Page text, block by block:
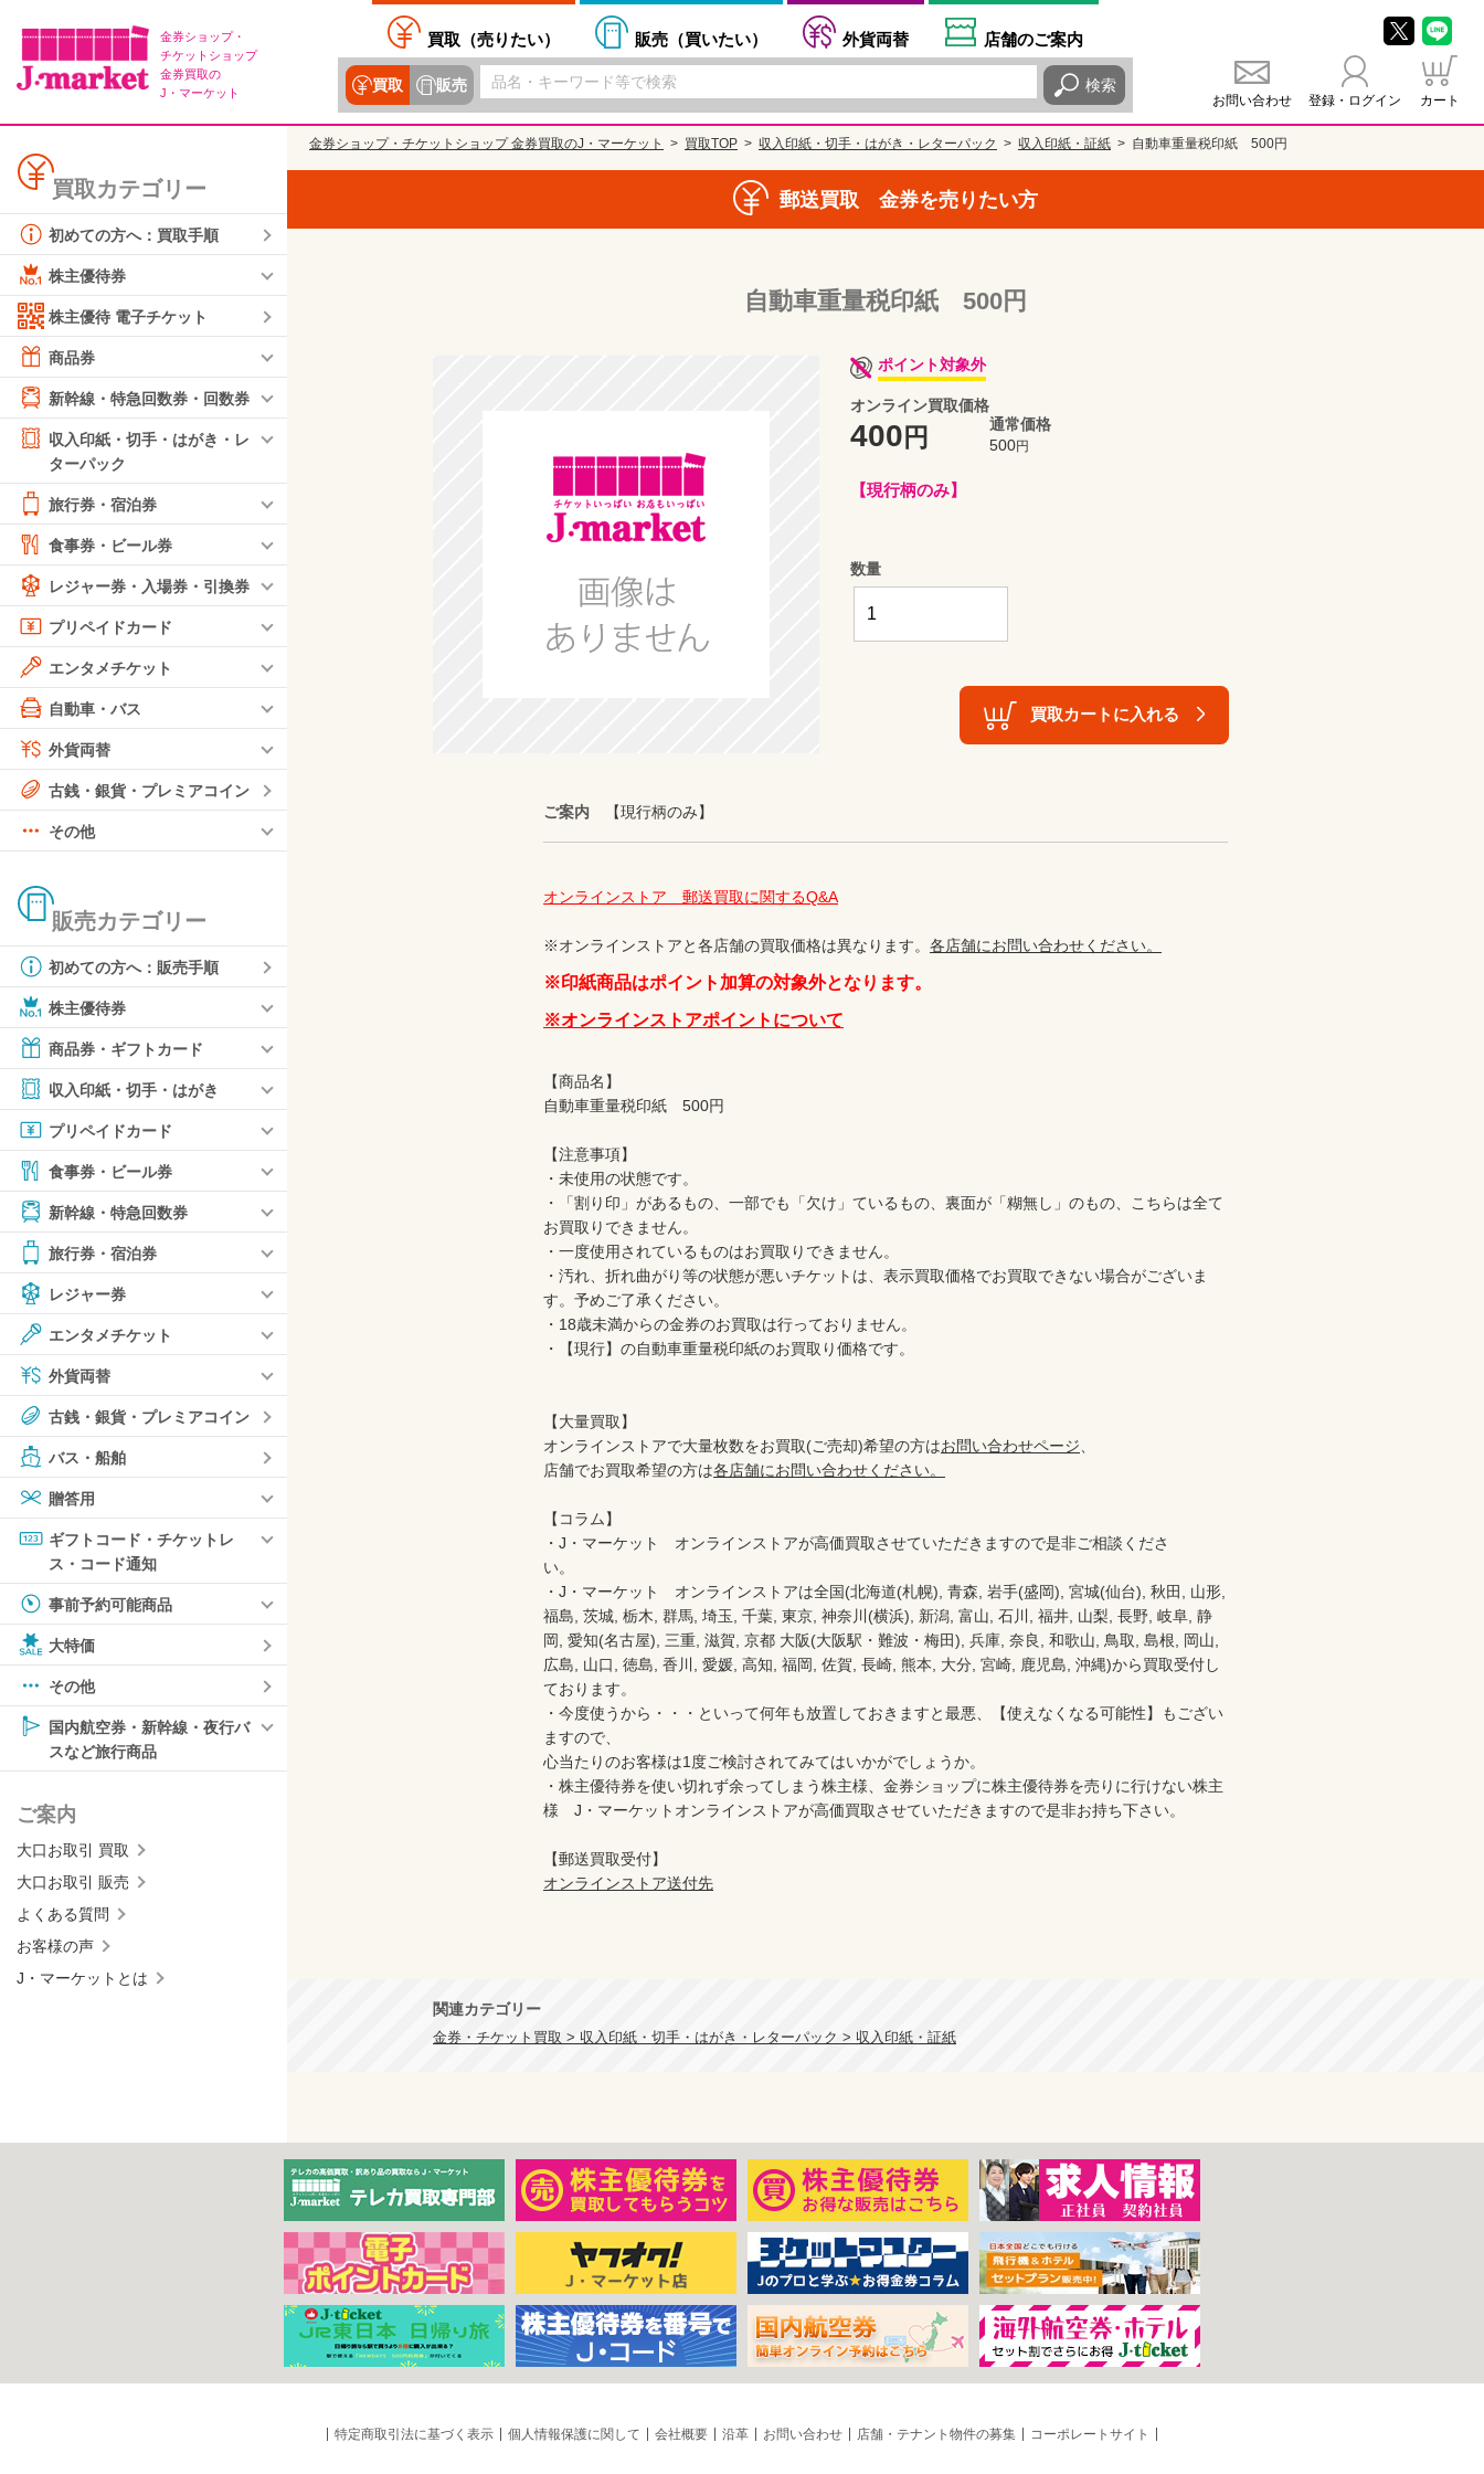
金券ショップ・
チケットショップ
金券買取の
J・マーケット
買取（売りたい） 販売（買いたい） 外貨両替 店舗のご案内
買取 販売 検索
お問い合わせ 登録・ログイン カート
買取カテゴリー
初めての方へ：買取手順
株主優待券
株主優待 電子チケット
商品券
新幹線・特急回数券・回数券
収入印紙・切手・はがき・レ
ターパック
旅行券・宿泊券
食事券・ビール券
レジャー券・入場券・引換券
プリペイドカード
エンタメチケット
自動車・バス
外貨両替
古銭・銀貨・プレミアコイン
その他
販売カテゴリー
初めての方へ：販売手順
株主優待券
商品券・ギフトカード
収入印紙・切手・はがき
プリペイドカード
食事券・ビール券
新幹線・特急回数券
旅行券・宿泊券
レジャー券
エンタメチケット
外貨両替
古銭・銀貨・プレミアコイン
バス・船舶
贈答用
ギフトコード・チケットレ
ス・コード通知
事前予約可能商品
大特価
その他
国内航空券・新幹線・夜行バ
スなど旅行商品
ご案内
大口お取引 買取
大口お取引 販売
よくある質問
お客様の声
J・マーケットとは
金券ショップ・チケットショップ 金券買取のJ・マーケット 買取TOP 収入印紙・切手・はがき・レターパック 収入印紙・証紙 自動車重量税印紙 500円
郵送買取 金券を売りたい方
自動車重量税印紙 500円
ポイント対象外
オンライン買取価格
400 円
通常価格
500円
【現行柄のみ】
数量
買取カートに入れる
ご案内 【現行柄のみ】
オンラインストア　郵送買取に関するQ&A
※オンラインストアと各店舗の買取価格は異なります。 各店舗にお問い合わせください。
※印紙商品はポイント加算の対象外となります。
※オンラインストアポイントについて
【商品名】
自動車重量税印紙　500円
【注意事項】
・未使用の状態です。
・「割り印」があるもの、一部でも「欠け」ているもの、裏面が「糊無し」のもの、こちらは全て
お買取りできません。
・一度使用されているものはお買取りできません。
・汚れ、折れ曲がり等の状態が悪いチケットは、表示買取価格でお買取できない場合がございま
す。予めご了承ください。
・18歳未満からの金券のお買取は行っておりません。
・【現行】の自動車重量税印紙のお買取り価格です。
【大量買取】
オンラインストアで大量枚数をお買取(ご売却)希望の方はお問い合わせページ、
店舗でお買取希望の方は各店舗にお問い合わせください。
【コラム】
・J・マーケット　オンラインストアが高価買取させていただきますので是非ご相談くださ
い。
・J・マーケット　オンラインストアは全国(北海道(札幌), 青森, 岩手(盛岡), 宮城(仙台), 秋田, 山形,
福島, 茨城, 栃木, 群馬, 埼玉, 千葉, 東京, 神奈川(横浜), 新潟, 富山, 石川, 福井, 山梨, 長野, 岐阜, 静
岡, 愛知(名古屋), 三重, 滋賀, 京都 大阪(大阪駅・難波・梅田), 兵庫, 奈良, 和歌山, 鳥取, 島根, 岡山,
広島, 山口, 徳島, 香川, 愛媛, 高知, 福岡, 佐賀, 長崎, 熊本, 大分, 宮崎, 鹿児島, 沖縄)から買取受付し
ております。
・今度使うから・・・といって何年も放置しておきますと最悪、【使えなくなる可能性】もござい
ますので、
心当たりのお客様は1度ご検討されてみてはいかがでしょうか。
・株主優待券を使い切れず余ってしまう株主様、金券ショップに株主優待券を売りに行けない株主
様　J・マーケットオンラインストアが高価買取させていただきますので是非お持ち下さい。
オンラインストア送付先
関連カテゴリー
金券・チケット買取 > 収入印紙・切手・はがき・レターパック > 収入印紙・証紙
特定商取引法に基づく表示 個人情報保護に関して 会社概要 沿革 お問い合わせ 店舗・テナント物件の募集 コーポレートサイト